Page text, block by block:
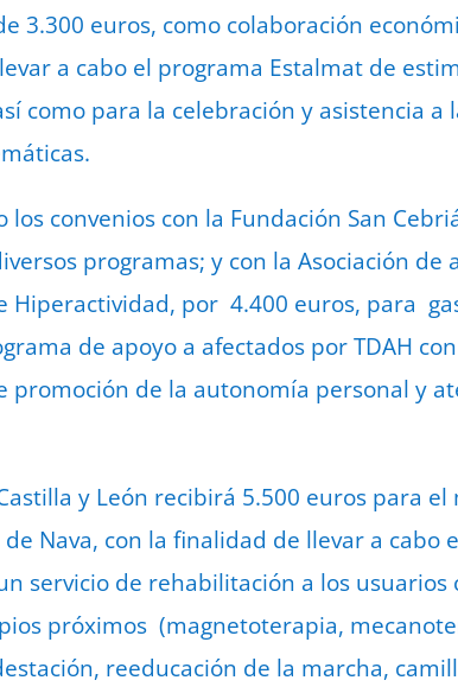
3.300 euros, como colaboración
a cabo el programa Estalmat de
como para la celebración y asistencia a
convenios con la Fundación San
programas; y con la Asociación de
Hiperactividad, por 4.400 euros, para
de apoyo a afectados por TDAH
promoción de la autonomía personal y
y León recibirá 5.500 euros para
Nava, con la finalidad de llevar a cabo
servicio de rehabilitación a los usuarios
próximos (magnetoterapia,
reeducación de la marcha,